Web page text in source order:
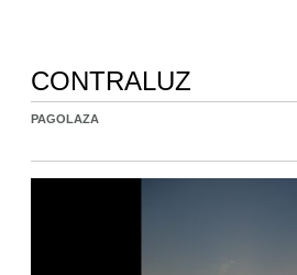
CONTRALUZ
PAGOLAZA